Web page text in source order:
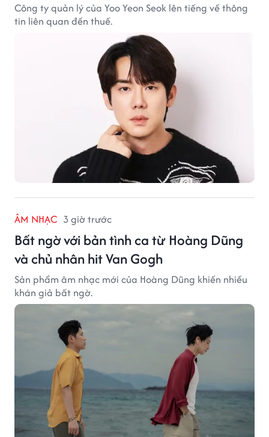
Công ty quản lý của Yoo Yeon Seok lên tiếng về thông
tin liên quan đến thuế.
ÂM NHẠC 3 giờ trước
Bất ngờ với bản tình ca từ Hoàng Dũng
và chủ nhân hit Van Gogh
Sản phẩm âm nhạc mới của Hoàng Dũng khiến nhiều
khán giả bất ngờ.